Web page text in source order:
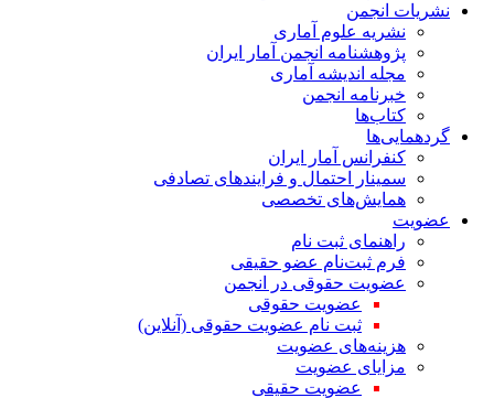
نشریات انجمن
نشریه علوم آماری
پژوهشنامه انجمن آمار ایران
مجله اندیشه آماری
خبرنامه انجمن
کتاب‌ها
گردهمایی‌ها
کنفرانس آمار ایران
سمینار احتمال و فرایندهای تصادفی
همایش‌های تخصصی
عضویت
راهنمای ثبت نام
فرم ثبت‌نام عضو حقیقی
عضویت حقوقی در انجمن
عضویت حقوقی
ثبت نام عضویت حقوقی (آنلاین)
هزینه‌های عضویت
مزایای عضویت
عضویت حقیقی